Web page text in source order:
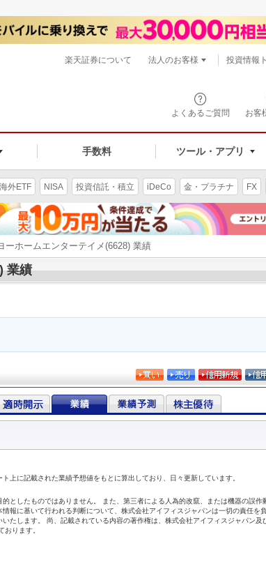
よくあるご質問 お客
手数料 ツール・アプリ
楽天証券について 法人のお客様 投資情報
海外ETF NISA 投資信託・積立 iDeCo 金・プラチナ FX
ーホームエンターテイメ(6628) 業績
業績